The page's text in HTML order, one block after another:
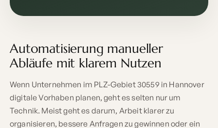
Automatisierung manueller
Abläufe mit klarem Nutzen
Wenn Unternehmen im PLZ-Gebiet 30559 in Hannover
digitale Vorhaben planen, geht es selten nur um
Technik. Meist geht es darum, Arbeit klarer zu
organisieren, bessere Anfragen zu gewinnen oder ein